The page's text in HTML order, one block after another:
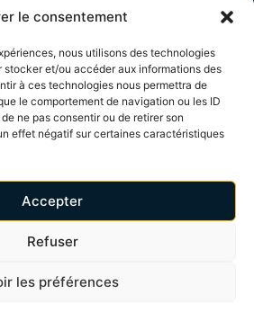
le consentement
nous utilisons des technologies
stocker et/ou accéder aux informations des
à ces technologies nous permettra de
le comportement de navigation ou les ID
ne pas consentir ou de retirer son
effet négatif sur certaines caractéristiques
Accepter
Refuser
les préférences
: Partenaire
l’exigence et l’innovation Dans le